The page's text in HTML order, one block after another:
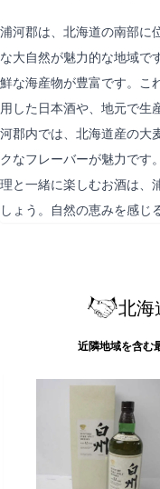
浦河郡は、北海道の南部に
な大自然が魅力的な地域で
鮮な海産物が豊富です。こ
用した日本酒や、地元で生
河郡内では、北海道産の大
クなフレーバーが魅力です
理と一緒に楽しむお酒は、
しょう。自然の恵みを感じ
北海
近隣地域を含む